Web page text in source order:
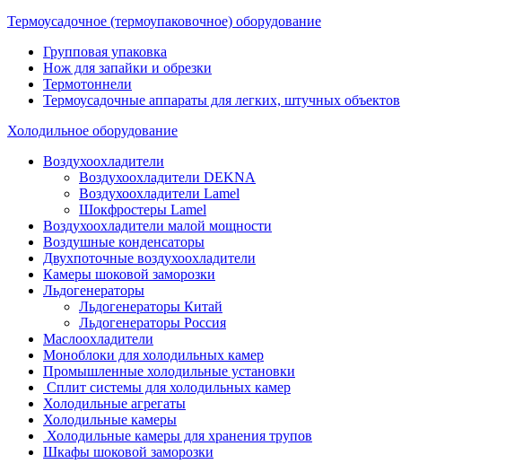
Термоусадочное (термоупаковочное) оборудование
Групповая упаковка
Нож для запайки и обрезки
Термотоннели
Термоусадочные аппараты для легких, штучных объектов
Холодильное оборудование
Воздухоохладители
Воздухоохладители DEKNA
Воздухоохладители Lamel
Шокфростеры Lamel
Воздухоохладители малой мощности
Воздушные конденсаторы
Двухпоточные воздухоохладители
Камеры шоковой заморозки
Льдогенераторы
Льдогенераторы Китай
Льдогенераторы Россия
Маслоохладители
Моноблоки для холодильных камер
Промышленные холодильные установки
Сплит системы для холодильных камер
Холодильные агрегаты
Холодильные камеры
Холодильные камеры для хранения трупов
Шкафы шоковой заморозки